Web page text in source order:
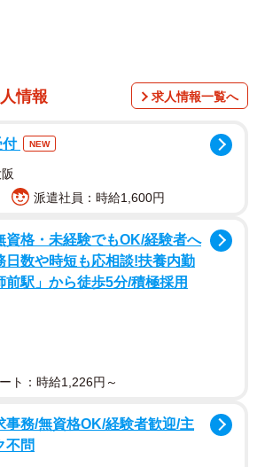
護され、野良だった頃の飢えや不安
を代弁するようなお医者さまの言葉
「ツイートを読んで泣いてしまっ
ちわかりますよ。私も泣いていま
情報 求人情報一覧へ
付 NEW
派遣社員：時給1,600円
資格・未経験でもOK/経験者へ
日数や時短も応相談!扶養内勤
前駅」から徒歩5分/積極採用
ト：時給1,226円～
事務/無資格OK/経験者歓迎/主
不問